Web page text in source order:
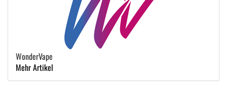
WonderVape
Mehr Artikel